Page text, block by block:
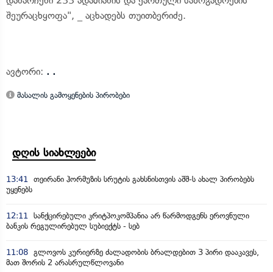
შეურაცხყოფა", _ აცხადებს თუითბერიძე.
ავტორი: . .
მასალის გამოყენების პირობები
დღის სიახლეები
13:41 თეირანი ჰორმუზის სრუტის გახსნისთვის აშშ-ს ახალ პირობებს
უყენებს
12:11 სანქცირებული კრიტპოკომპანია არ წარმოდგენს ეროვნული
ბანკის რეგულირებულ სუბიექტს - სებ
11:08 გლოვოს კურიერზე ძალადობის ბრალდებით 3 პირი დააკავეს,
მათ შორის 2 არასრულწლოვანი